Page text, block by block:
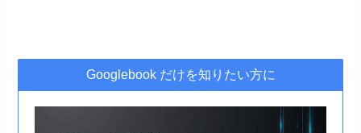
Googlebook だけを知りたい方に